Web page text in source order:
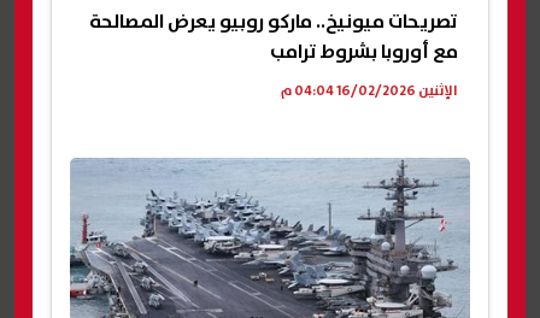
تصريحات ميونيخ.. ماركو روبيو يعرض المصالحة
مع أوروبا بشروط ترامب
الإثنين 16/02/2026 04:04 م